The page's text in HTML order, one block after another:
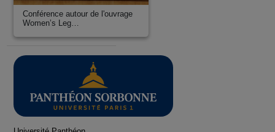
Conférence autour de l'ouvrage
Women’s Leg…